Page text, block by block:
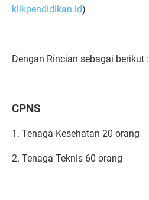
klikpendidikan.id)
Dengan Rincian sebagai berikut :
CPNS
1. Tenaga Kesehatan 20 orang
2. Tenaga Teknis 60 orang